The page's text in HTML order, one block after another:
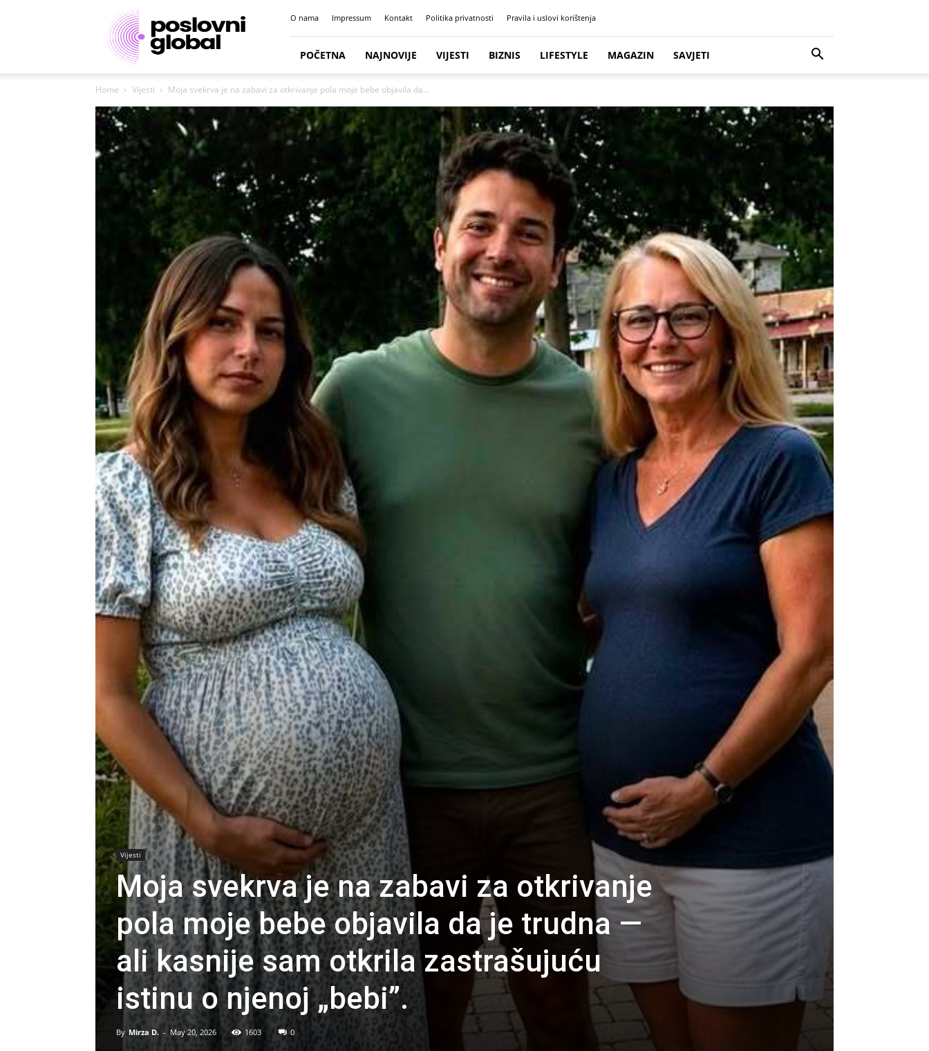
Poslovni
portal
O nama Impressum Kontakt Politika privatnosti Pravila i uslovi korištenja
POČETNA NAJNOVIJE VIJESTI BIZNIS LIFESTYLE MAGAZIN SAVJETI
Home Vijesti Moja svekrva je na zabavi za otkrivanje pola moje bebe objavila da...
Vijesti
Moja svekrva je na zabavi za otkrivanje
pola moje bebe objavila da je trudna —
ali kasnije sam otkrila zastrašujuću
istinu o njenoj „bebi”.
By Mirza D. - May 20, 2026 1603 0